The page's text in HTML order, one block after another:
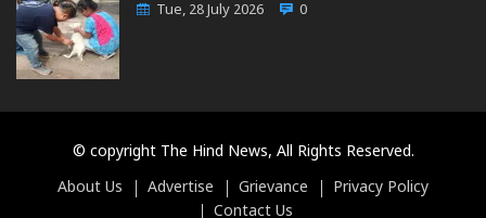
Tue, 28 July 2026 0
© copyright The Hind News, All Rights Reserved.
About Us
Advertise Grievance
Privacy Policy
Contact Us